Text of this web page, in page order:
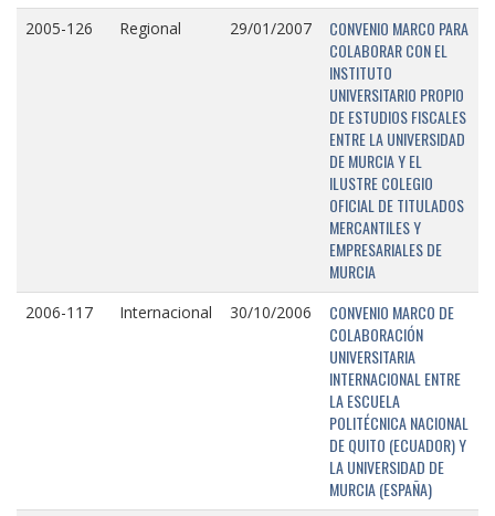
2005-126 Regional 29/01/2007
CONVENIO MARCO PARA
COLABORAR CON EL
INSTITUTO
UNIVERSITARIO PROPIO
DE ESTUDIOS FISCALES
ENTRE LA UNIVERSIDAD
DE MURCIA Y EL
ILUSTRE COLEGIO
OFICIAL DE TITULADOS
MERCANTILES Y
EMPRESARIALES DE
MURCIA
2006-117 Internacional 30/10/2006
CONVENIO MARCO DE
COLABORACIÓN
UNIVERSITARIA
INTERNACIONAL ENTRE
LA ESCUELA
POLITÉCNICA NACIONAL
DE QUITO (ECUADOR) Y
LA UNIVERSIDAD DE
MURCIA (ESPAÑA)